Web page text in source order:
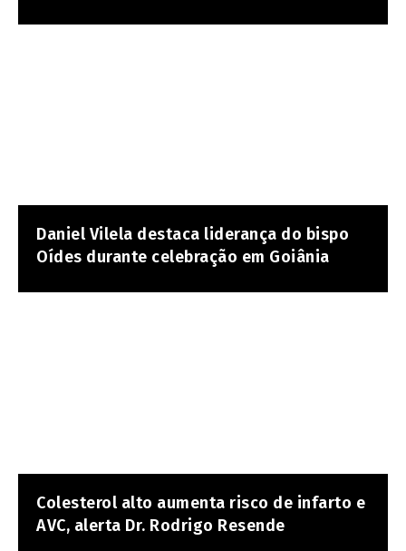
Daniel Vilela destaca liderança do bispo
Oídes durante celebração em Goiânia
Colesterol alto aumenta risco de infarto e
AVC, alerta Dr. Rodrigo Resende